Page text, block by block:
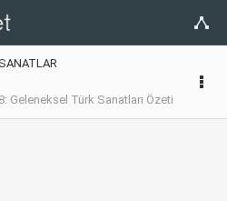
Geleneksel Türk Sanatları Özeti